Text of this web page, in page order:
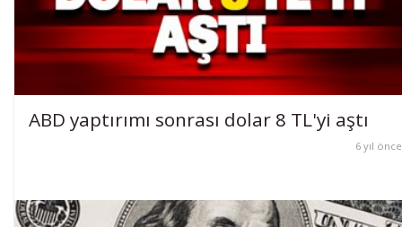
ABD yaptırımı sonrası dolar 8 TL'yi aştı
6 yıl önce